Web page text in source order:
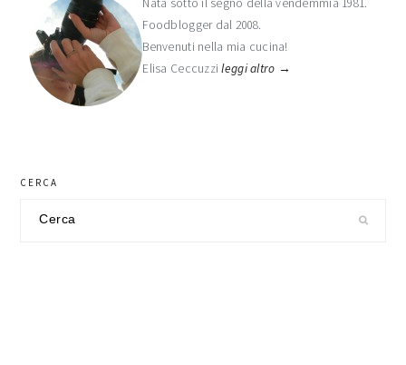
primaria
Nata sotto il segno della vendemmia 1981.
Foodblogger dal 2008.
Benvenuti nella mia cucina!
Elisa Ceccuzzileggi altro →
CERCA